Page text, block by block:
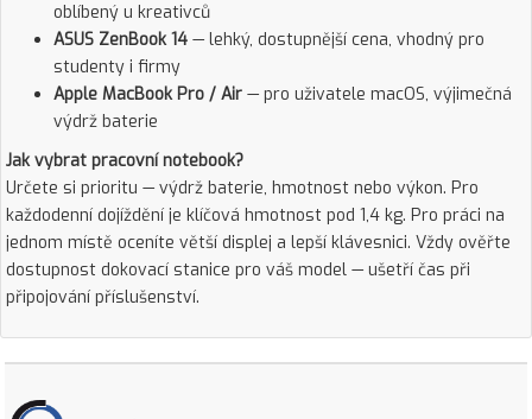
oblíbený u kreativců
ASUS ZenBook 14 — lehký, dostupnější cena, vhodný pro
studenty i firmy
Apple MacBook Pro / Air — pro uživatele macOS, výjimečná
výdrž baterie
Jak vybrat pracovní notebook?
Určete si prioritu — výdrž baterie, hmotnost nebo výkon. Pro
každodenní dojíždění je klíčová hmotnost pod 1,4 kg. Pro práci na
jednom místě oceníte větší displej a lepší klávesnici. Vždy ověřte
dostupnost dokovací stanice pro váš model — ušetří čas při
připojování příslušenství.